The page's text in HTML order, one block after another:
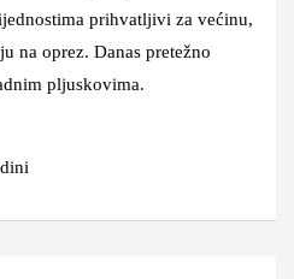
prihvatljivi za većinu,
na oprez. Danas pretežno
pljuskovima.